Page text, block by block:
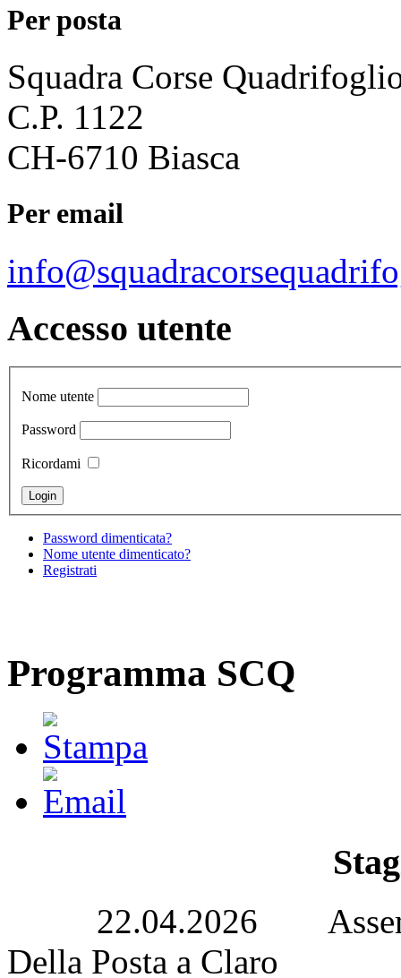
Per posta
Squadra Corse
C.P. 1122
CH-6710 Biasca
Per email
Accesso utente
Nome utente
Password
Ricordami
Password dimenticata?
Nome utente dimenticato?
Registrati
Programma SCQ
22.04.2026
Della Posta a Claro